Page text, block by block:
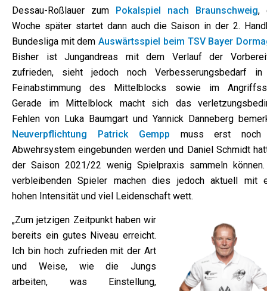
Dessau-Roßlauer zum Pokalspiel nach Braunschweig,
Woche später startet dann auch die Saison in der 2.
Bundesliga mit demAuswärtsspiel beim TSV Bayer
Bisher ist Jungandreas mit dem Verlauf der
zufrieden, sieht jedoch noch Verbesserungsbedarf
Feinabstimmung des Mittelblocks sowie im
Gerade im Mittelblock macht sich das
Fehlen von Luka Baumgart und Yannick Danneberg
Neuverpflichtung Patrick Gempp muss erst noch
Abwehrsystem eingebunden werden und Daniel Schmidt
der Saison 2021/22 wenig Spielpraxis sammeln
verbleibenden Spieler machen dies jedoch aktuell mit
hohen Intensität und viel Leidenschaft wett.
„Zum jetzigen Zeitpunkt haben wir
bereits ein gutes Niveau erreicht.
Ich bin hoch zufrieden mit der Art
und Weise, wie die Jungs
arbeiten, was Einstellung,